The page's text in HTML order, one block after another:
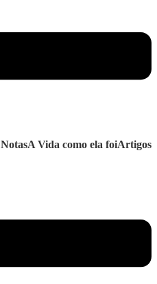
NotasA Vida como ela foiArtigos